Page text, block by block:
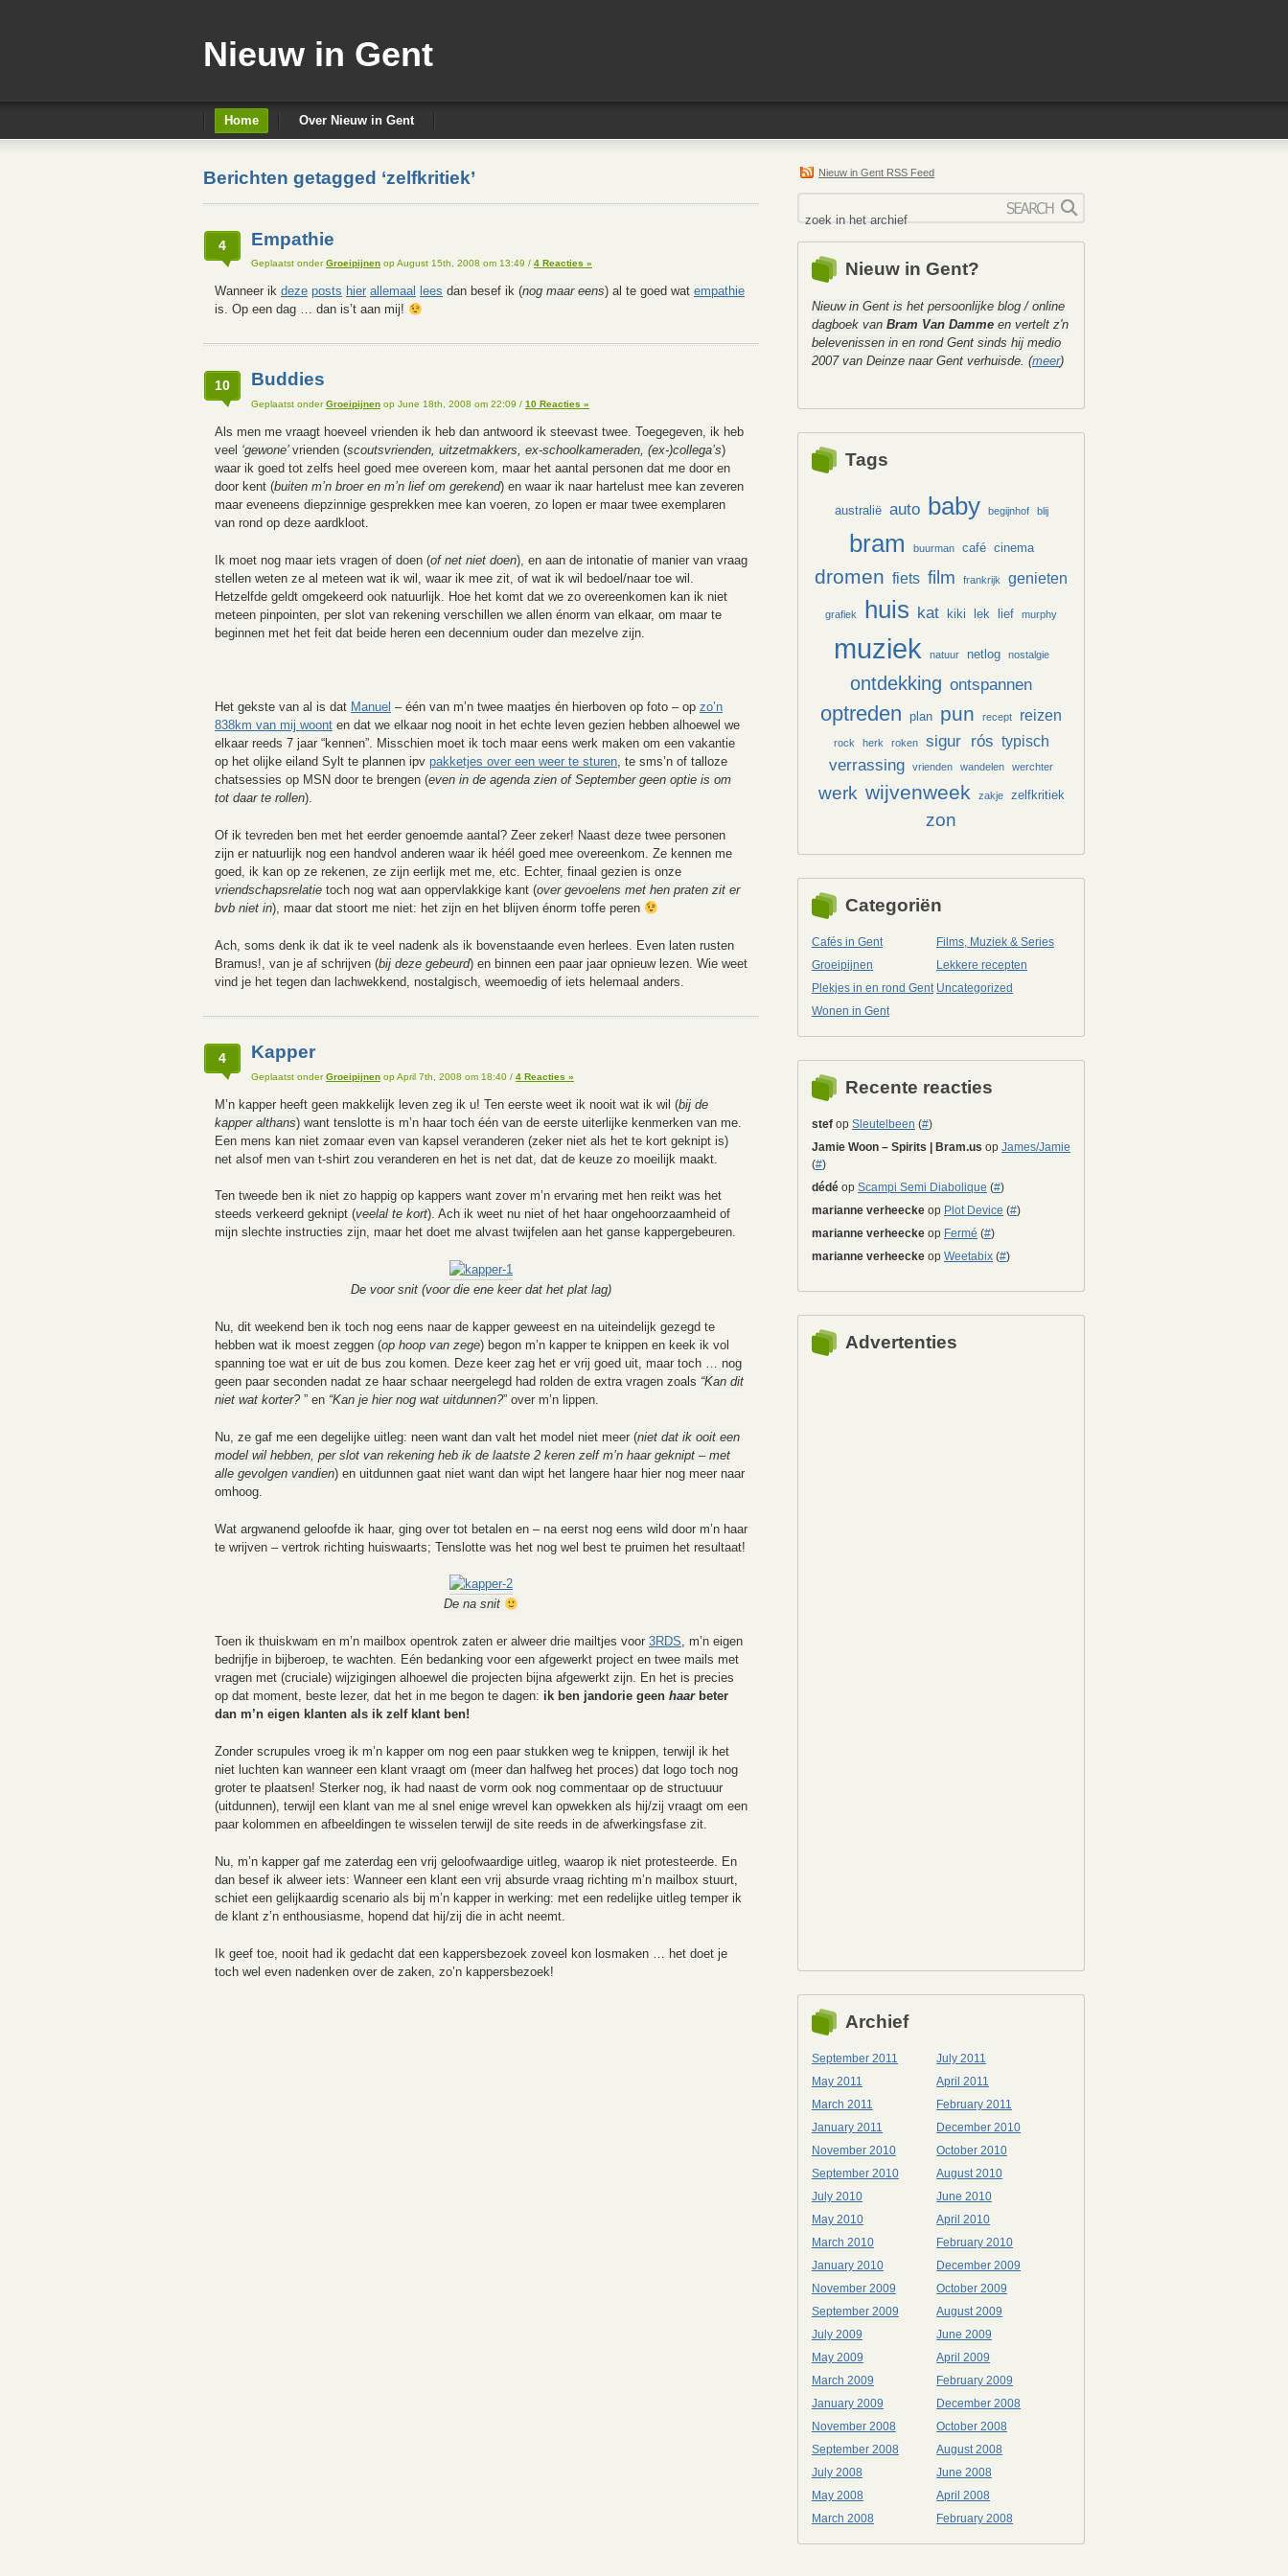
Nieuw in Gent
Home Over Nieuw in Gent
Berichten getagged ‘zelfkritiek’
4 Empathie
Geplaatst onderGroeipijnen op August 15th, 2008 om 13:49 / 4 Reacties »
Wanneer ik deze posts hier allemaal lees dan besef ik (nog maar eens) al te goed wat empathie
is. Op een dag … dan is’t aan mij!
10 Buddies
Geplaatst onderGroeipijnen op June 18th, 2008 om 22:09 / 10 Reacties »
Als men me vraagt hoeveel vrienden ik heb dan antwoord ik steevast twee. Toegegeven, ik heb
veel ‘gewone’ vrienden (scoutsvrienden, uitzetmakkers, ex-schoolkameraden, (ex-)collega’s)
waar ik goed tot zelfs heel goed mee overeen kom, maar het aantal personen dat me door en
door kent (buiten m’n broer en m’n lief om gerekend) en waar ik naar hartelust mee kan zeveren
maar eveneens diepzinnige gesprekken mee kan voeren, zo lopen er maar twee exemplaren
van rond op deze aardkloot.
Ik moet nog maar iets vragen of doen (of net niet doen), en aan de intonatie of manier van vraag
stellen weten ze al meteen wat ik wil, waar ik mee zit, of wat ik wil bedoel/naar toe wil.
Hetzelfde geldt omgekeerd ook natuurlijk. Hoe het komt dat we zo overeenkomen kan ik niet
meteen pinpointen, per slot van rekening verschillen we allen énorm van elkaar, om maar te
beginnen met het feit dat beide heren een decennium ouder dan mezelve zijn.
Het gekste van al is dat Manuel – één van m’n twee maatjes én hierboven op foto – op zo’n
838km van mij woont en dat we elkaar nog nooit in het echte leven gezien hebben alhoewel we
elkaar reeds 7 jaar “kennen”. Misschien moet ik toch maar eens werk maken om een vakantie
op het olijke eiland Sylt te plannen ipv pakketjes over een weer te sturen, te sms’n of talloze
chatsessies op MSN door te brengen (even in de agenda zien of September geen optie is om
tot daar te rollen).
Of ik tevreden ben met het eerder genoemde aantal? Zeer zeker! Naast deze twee personen
zijn er natuurlijk nog een handvol anderen waar ik héél goed mee overeenkom. Ze kennen me
goed, ik kan op ze rekenen, ze zijn eerlijk met me, etc. Echter, finaal gezien is onze
vriendschapsrelatie toch nog wat aan oppervlakkige kant (over gevoelens met hen praten zit er
bvb niet in), maar dat stoort me niet: het zijn en het blijven énorm toffe peren
Ach, soms denk ik dat ik te veel nadenk als ik bovenstaande even herlees. Even laten rusten
Bramus!, van je af schrijven (bij deze gebeurd) en binnen een paar jaar opnieuw lezen. Wie weet
vind je het tegen dan lachwekkend, nostalgisch, weemoedig of iets helemaal anders.
4 Kapper
Geplaatst onderGroeipijnen op April 7th, 2008 om 18:40 / 4 Reacties »
M’n kapper heeft geen makkelijk leven zeg ik u! Ten eerste weet ik nooit wat ik wil (bij de
kapper althans) want tenslotte is m’n haar toch één van de eerste uiterlijke kenmerken van me.
Een mens kan niet zomaar even van kapsel veranderen (zeker niet als het te kort geknipt is)
net alsof men van t-shirt zou veranderen en het is net dat, dat de keuze zo moeilijk maakt.
Ten tweede ben ik niet zo happig op kappers want zover m’n ervaring met hen reikt was het
steeds verkeerd geknipt (veelal te kort). Ach ik weet nu niet of het haar ongehoorzaamheid of
mijn slechte instructies zijn, maar het doet me alvast twijfelen aan het ganse kappergebeuren.
De voor snit (voor die ene keer dat het plat lag)
Nu, dit weekend ben ik toch nog eens naar de kapper geweest en na uiteindelijk gezegd te
hebben wat ik moest zeggen (op hoop van zege) begon m’n kapper te knippen en keek ik vol
spanning toe wat er uit de bus zou komen. Deze keer zag het er vrij goed uit, maar toch … nog
geen paar seconden nadat ze haar schaar neergelegd had rolden de extra vragen zoals “Kan dit
niet wat korter?” en “Kan je hier nog wat uitdunnen?” over m’n lippen.
Nu, ze gaf me een degelijke uitleg: neen want dan valt het model niet meer (niet dat ik ooit een
model wil hebben, per slot van rekening heb ik de laatste 2 keren zelf m’n haar geknipt – met
alle gevolgen vandien) en uitdunnen gaat niet want dan wipt het langere haar hier nog meer naar
omhoog.
Wat argwanend geloofde ik haar, ging over tot betalen en – na eerst nog eens wild door m’n haar
te wrijven – vertrok richting huiswaarts; Tenslotte was het nog wel best te pruimen het resultaat!
De na snit
Toen ik thuiskwam en m’n mailbox opentrok zaten er alweer drie mailtjes voor 3RDS, m’n eigen
bedrijfje in bijberoep, te wachten. Eén bedanking voor een afgewerkt project en twee mails met
vragen met (cruciale) wijzigingen alhoewel die projecten bijna afgewerkt zijn. En het is precies
op dat moment, beste lezer, dat het in me begon te dagen: ik ben jandorie geen haarbeter
dan m’n eigen klanten als ik zelf klant ben!
Zonder scrupules vroeg ik m’n kapper om nog een paar stukken weg te knippen, terwijl ik het
niet luchten kan wanneer een klant vraagt om (meer dan halfweg het proces) dat logo toch nog
groter te plaatsen! Sterker nog, ik had naast de vorm ook nog commentaar op de structuuur
(uitdunnen), terwijl een klant van me al snel enige wrevel kan opwekken als hij/zij vraagt om een
paar kolommen en afbeeldingen te wisselen terwijl de site reeds in de afwerkingsfase zit.
Nu, m’n kapper gaf me zaterdag een vrij geloofwaardige uitleg, waarop ik niet protesteerde. En
dan besef ik alweer iets: Wanneer een klant een vrij absurde vraag richting m’n mailbox stuurt,
schiet een gelijkaardig scenario als bij m’n kapper in werking: met een redelijke uitleg temper ik
de klant z’n enthousiasme, hopend dat hij/zij die in acht neemt.
Ik geef toe, nooit had ik gedacht dat een kappersbezoek zoveel kon losmaken … het doet je
toch wel even nadenken over de zaken, zo’n kappersbezoek!
Nieuw in Gent RSS Feed
Nieuw in Gent?
Nieuw in Gent is het persoonlijke blog / online
dagboek van Bram Van Damme en vertelt z'n
belevenissen in en rond Gent sinds hij medio
2007 van Deinze naar Gent verhuisde. (meer)
Tags
australië auto baby begijnhof blij
bram buurman café cinema
dromen fiets film frankrijk genieten
grafiek huis kat kiki lek lief murphy
muziek natuur netlog nostalgie
ontdekking ontspannen
optreden plan pun recept reizen
rock herk roken sigur rós typisch
verrassing vrienden wandelen werchter
werk wijvenweek zakje zelfkritiek
zon
Categoriën
Cafés in Gent
Films, Muziek & Series
Groeipijnen
Lekkere recepten
Plekjes in en rond Gent Uncategorized
Wonen in Gent
Recente reacties
stef op Sleutelbeen (#)
Jamie Woon – Spirits | Bram.us op James/Jamie
(#)
dédé op Scampi Semi Diabolique (#)
marianne verheecke op Plot Device (#)
marianne verheecke op Fermé (#)
marianne verheecke op Weetabix (#)
Advertenties
Archief
September 2011
July 2011
May 2011
April 2011
March 2011
February 2011
January 2011
December 2010
November 2010
October 2010
September 2010
August 2010
July 2010
June 2010
May 2010
April 2010
March 2010
February 2010
January 2010
December 2009
November 2009
October 2009
September 2009
August 2009
July 2009
June 2009
May 2009
April 2009
March 2009
February 2009
January 2009
December 2008
November 2008
October 2008
September 2008
August 2008
July 2008
June 2008
May 2008
April 2008
March 2008
February 2008